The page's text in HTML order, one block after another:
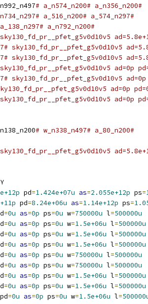
# a_n574_n200# a_n356_n200#
a_516_n200# a_574_n297#
a_n792_n200#
sky130_fd_pr__pfet_g5v0d10v5
sky130_fd_pr__pfet_g5v0d10v5
ad=0p
sky130_fd_pr__pfet_g5v0d10v5
ad=0p
ad=0p
# w_n338_n497# a_80_n200#
pd=1.424e+07u as=2.055e+12p ps=
pd=8.24e+06u as=1.14e+12p ps=
=0u as=0p ps=0u w=750000u l=500000u
=0u as=0p ps=0u w=1.5e+06u l=500000u
=0u as=0p ps=0u w=1.5e+06u l=500000u
=0u as=0p ps=0u w=1.5e+06u l=500000u
=0u as=0p ps=0u w=750000u l=500000u
=0u as=0p ps=0u w=750000u l=500000u
=0u as=0p ps=0u w=1.5e+06u l=500000u
=0u as=0p ps=0u w=1.5e+06u l=500000u
pd=0u as=0p ps=0u w=1.5e+06u l=